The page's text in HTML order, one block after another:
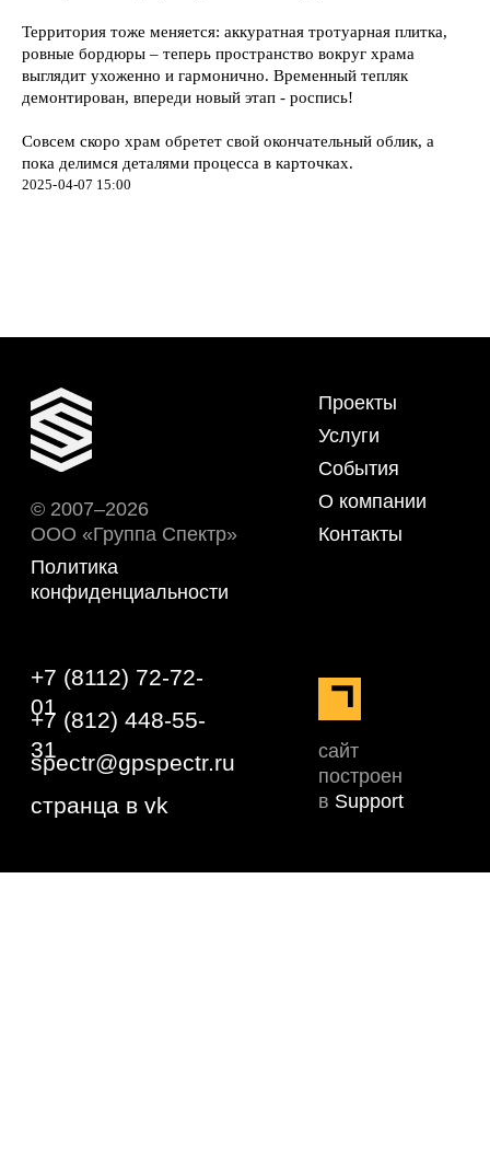
Территория тоже меняется: аккуратная тротуарная плитка,
ровные бордюры – теперь пространство вокруг храма
выглядит ухоженно и гармонично. Временный тепляк
демонтирован, впереди новый этап - роспись!
Совсем скоро храм обретет свой окончательный облик, а
пока делимся деталями процесса в карточках.
2025-04-07 15:00